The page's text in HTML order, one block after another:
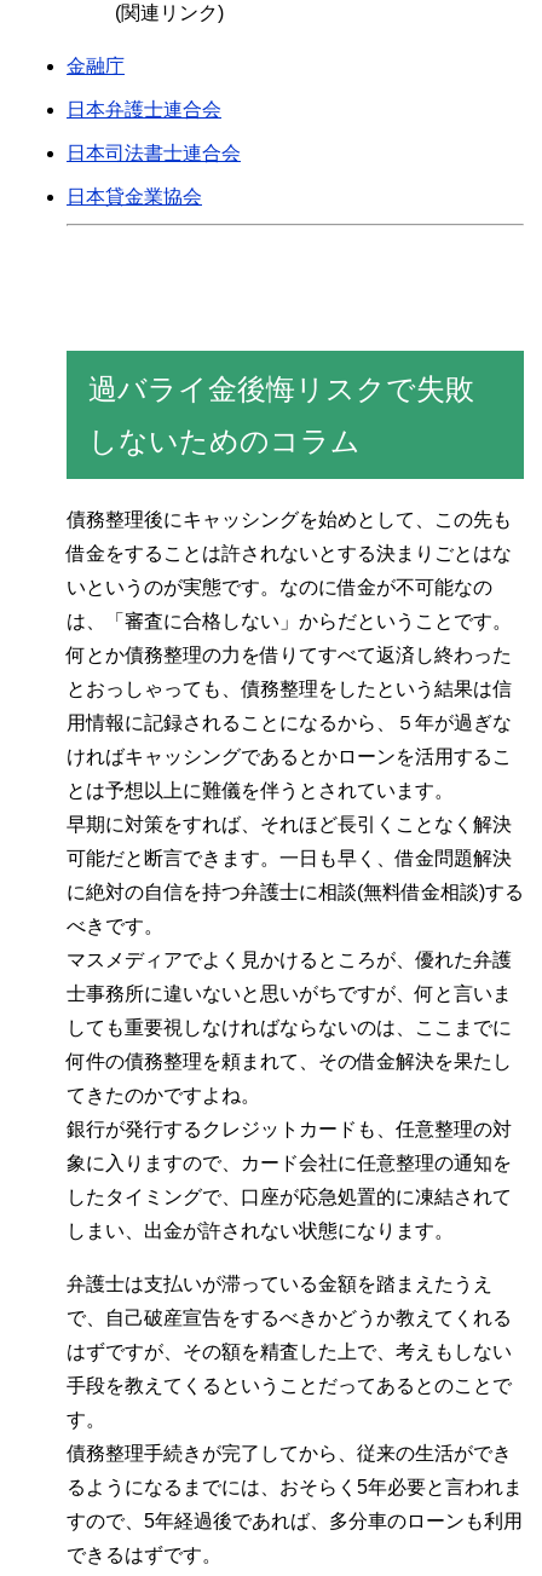
(関連リンク)
金融庁
日本弁護士連合会
日本司法書士連合会
日本貸金業協会
過バライ金後悔リスクで失敗
しないためのコラム
債務整理後にキャッシングを始めとして、この先も
借金をすることは許されないとする決まりごとはな
いというのが実態です。なのに借金が不可能なの
は、「審査に合格しない」からだということです。
何とか債務整理の力を借りてすべて返済し終わった
とおっしゃっても、債務整理をしたという結果は信
用情報に記録されることになるから、５年が過ぎな
ければキャッシングであるとかローンを活用するこ
とは予想以上に難儀を伴うとされています。
早期に対策をすれば、それほど長引くことなく解決
可能だと断言できます。一日も早く、借金問題解決
に絶対の自信を持つ弁護士に相談(無料借金相談)する
べきです。
マスメディアでよく見かけるところが、優れた弁護
士事務所に違いないと思いがちですが、何と言いま
しても重要視しなければならないのは、ここまでに
何件の債務整理を頼まれて、その借金解決を果たし
てきたのかですよね。
銀行が発行するクレジットカードも、任意整理の対
象に入りますので、カード会社に任意整理の通知を
したタイミングで、口座が応急処置的に凍結されて
しまい、出金が許されない状態になります。
弁護士は支払いが滞っている金額を踏まえたうえ
で、自己破産宣告をするべきかどうか教えてくれる
はずですが、その額を精査した上で、考えもしない
手段を教えてくるということだってあるとのことで
す。
債務整理手続きが完了してから、従来の生活ができ
るようになるまでには、おそらく5年必要と言われま
すので、5年経過後であれば、多分車のローンも利用
できるはずです。